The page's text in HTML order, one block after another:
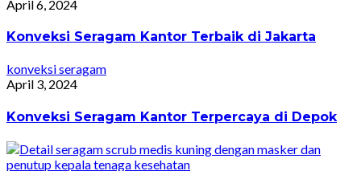
April 6, 2024
Konveksi Seragam Kantor Terbaik di Jakarta
konveksi seragam
April 3, 2024
Konveksi Seragam Kantor Terpercaya di Depok